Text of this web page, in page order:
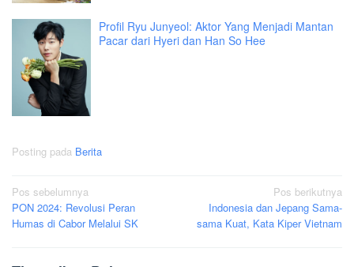
Profil Ryu Junyeol: Aktor Yang Menjadi Mantan
Pacar dari Hyeri dan Han So Hee
Posting pada Berita
Navigasi
pos
Pos sebelumnya
PON 2024: Revolusi Peran
Humas di Cabor Melalui SK
Pos berikutnya
Indonesia dan Jepang Sama-
sama Kuat, Kata Kiper Vietnam